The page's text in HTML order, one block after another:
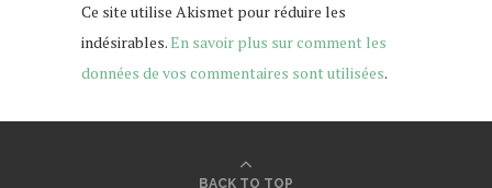
Ce site utilise Akismet pour réduire les
indésirables.En savoir plus sur comment les
données de vos commentaires sont utilisées.
BACK TO TOP